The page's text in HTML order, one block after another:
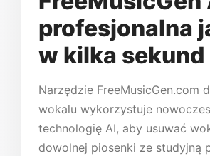
profesjonalna
w kilka sekund
Narzędzie FreeMusicGen.com
wokalu wykorzystuje
technologię AI, aby usuwać
dowolnej piosenki ze studyjną